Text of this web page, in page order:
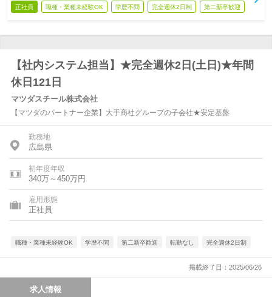
正社員 職種・業種未経験OK 学歴不問 完全週休2日制 第二新卒歓迎
【社内システム担当】★完全週休2日(土日)★年間
休日121日
マツダスチール株式会社
【マツダのパートナー企業】大手商社グループの子会社★安定基盤
勤務地
広島県
初年度年収
340万～450万円
雇用形態
正社員
職種・業種未経験OK 学歴不問 第二新卒歓迎 転勤なし 完全週休2日制
掲載終了日：2025/06/26
求人情報